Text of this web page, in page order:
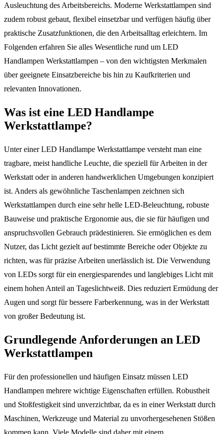
Ausleuchtung des Arbeitsbereichs. Moderne Werkstattlampen sind
zudem robust gebaut, flexibel einsetzbar und verfügen häufig über
praktische Zusatzfunktionen, die den Arbeitsalltag erleichtern. Im
Folgenden erfahren Sie alles Wesentliche rund um LED
Handlampen Werkstattlampen – von den wichtigsten Merkmalen
über geeignete Einsatzbereiche bis hin zu Kaufkriterien und
relevanten Innovationen.
Was ist eine LED Handlampe
Werkstattlampe?
Unter einer LED Handlampe Werkstattlampe versteht man eine
tragbare, meist handliche Leuchte, die speziell für Arbeiten in der
Werkstatt oder in anderen handwerklichen Umgebungen konzipiert
ist. Anders als gewöhnliche Taschenlampen zeichnen sich
Werkstattlampen durch eine sehr helle LED-Beleuchtung, robuste
Bauweise und praktische Ergonomie aus, die sie für häufigen und
anspruchsvollen Gebrauch prädestinieren. Sie ermöglichen es dem
Nutzer, das Licht gezielt auf bestimmte Bereiche oder Objekte zu
richten, was für präzise Arbeiten unerlässlich ist. Die Verwendung
von LEDs sorgt für ein energiesparendes und langlebiges Licht mit
einem hohen Anteil an Tageslichtweiß. Dies reduziert Ermüdung der
Augen und sorgt für bessere Farberkennung, was in der Werkstatt
von großer Bedeutung ist.
Grundlegende Anforderungen an LED
Werkstattlampen
Für den professionellen und häufigen Einsatz müssen LED
Handlampen mehrere wichtige Eigenschaften erfüllen. Robustheit
und Stoßfestigkeit sind unverzichtbar, da es in einer Werkstatt durch
Maschinen, Werkzeuge und Material zu unvorhergesehenen Stößen
kommen kann. Viele Modelle sind daher mit einem